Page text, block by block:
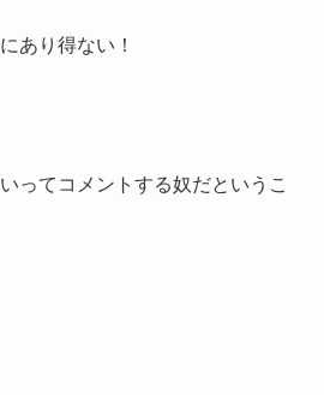
あり得ない！
ってコメントする奴だというこ